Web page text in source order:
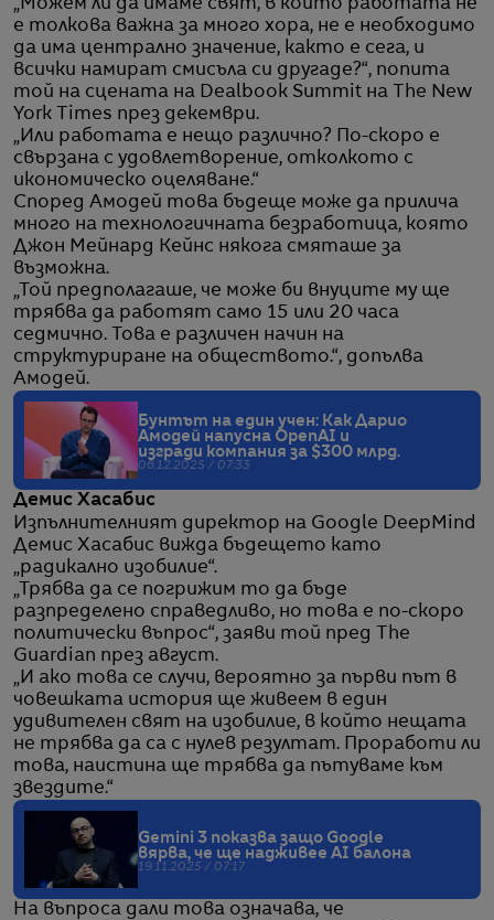
„Можем ли да имаме свят, в който работата не
е толкова важна за много хора, не е необходимо
да има централно значение, както е сега, и
всички намират смисъла си другаде?“, попита
той на сцената на Dealbook Summit на The New
York Times през декември.
„Или работата е нещо различно? По-скоро е
свързана с удовлетворение, отколкото с
икономическо оцеляване.“
Според Амодей това бъдеще може да прилича
много на технологичната безработица, която
Джон Мейнард Кейнс някога смяташе за
възможна.
„Той предполагаше, че може би внуците му ще
трябва да работят само 15 или 20 часа
седмично. Това е различен начин на
структуриране на обществото.“, допълва
Амодей.
Бунтът на един учен: Как Дарио
Амодей напусна OpenAI и
изгради компания за $300 млрд.
06.12.2025 / 07:33
Демис Хасабис
Изпълнителният директор на Google DeepMind
Демис Хасабис вижда бъдещето като
„радикално изобилие“.
„Трябва да се погрижим то да бъде
разпределено справедливо, но това е по-скоро
политически въпрос“, заяви той пред The
Guardian през август.
„И ако това се случи, вероятно за първи път в
човешката история ще живеем в един
удивителен свят на изобилие, в който нещата
не трябва да са с нулев резултат. Проработи ли
това, наистина ще трябва да пътуваме към
звездите.“
Gemini 3 показва защо Google
вярва, че ще надживее AI балона
19.11.2025 / 07:17
На въпроса дали това означава, че